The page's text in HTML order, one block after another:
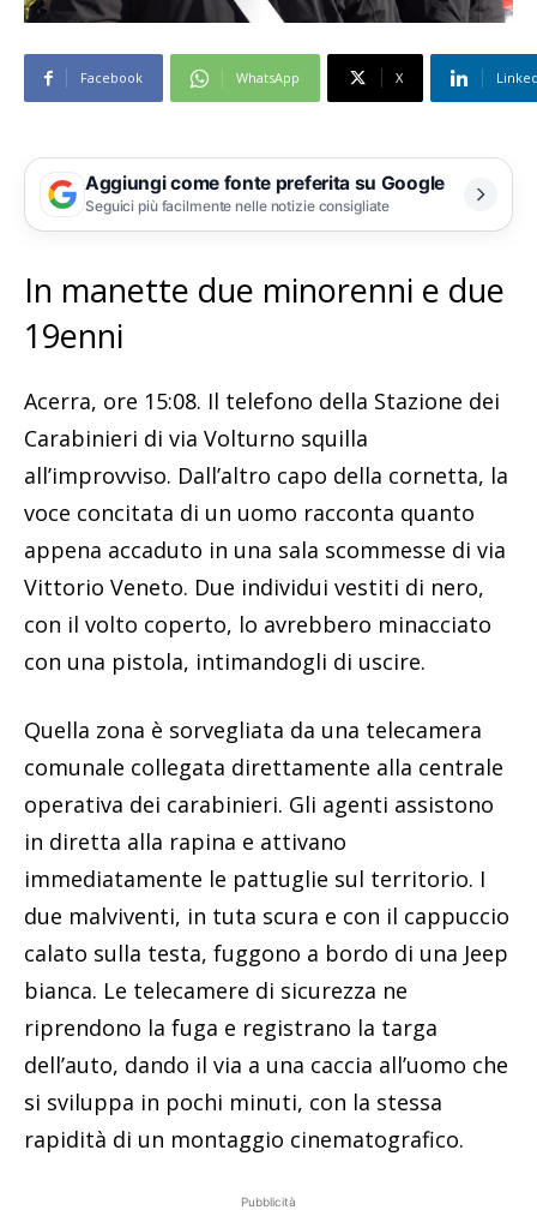
Facebook WhatsApp X
Aggiungi come fonte preferita su Google
Seguici più facilmente nelle notizie consigliate
In manette due minorenni e due
19enni
Acerra, ore 15:08. Il telefono della Stazione dei
Carabinieri di via Volturno squilla
all’improvviso. Dall’altro capo della cornetta, la
voce concitata di un uomo racconta quanto
appena accaduto in una sala scommesse di via
Vittorio Veneto. Due individui vestiti di nero,
con il volto coperto, lo avrebbero minacciato
con una pistola, intimandogli di uscire.
Quella zona è sorvegliata da una telecamera
comunale collegata direttamente alla centrale
operativa dei carabinieri. Gli agenti assistono
in diretta alla rapina e attivano
immediatamente le pattuglie sul territorio. I
due malviventi, in tuta scura e con il cappuccio
calato sulla testa, fuggono a bordo di una Jeep
bianca. Le telecamere di sicurezza ne
riprendono la fuga e registrano la targa
dell’auto, dando il via a una caccia all’uomo che
si sviluppa in pochi minuti, con la stessa
rapidità di un montaggio cinematografico.
Pubblicità